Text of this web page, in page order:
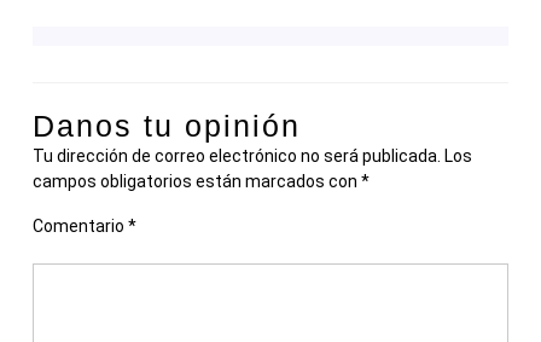
Danos tu opinión
Tu dirección de correo electrónico no será publicada. Los
campos obligatorios están marcados con *
Comentario *